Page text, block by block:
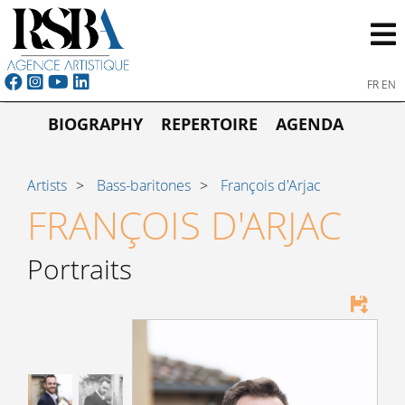
FR EN
BIOGRAPHY REPERTOIRE AGENDA
Artists Bass-baritones François d'Arjac
FRANÇOIS D'ARJAC
Portraits